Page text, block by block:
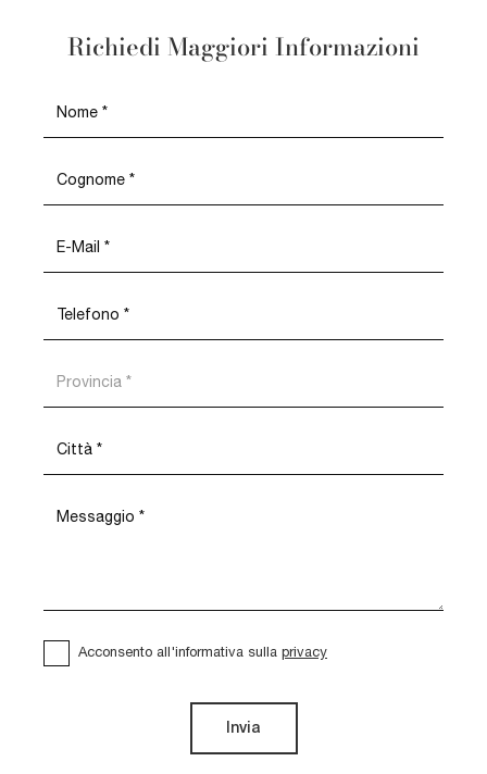
Richiedi Maggiori Informazioni
Acconsento all'informativa sulla privacy
Invia